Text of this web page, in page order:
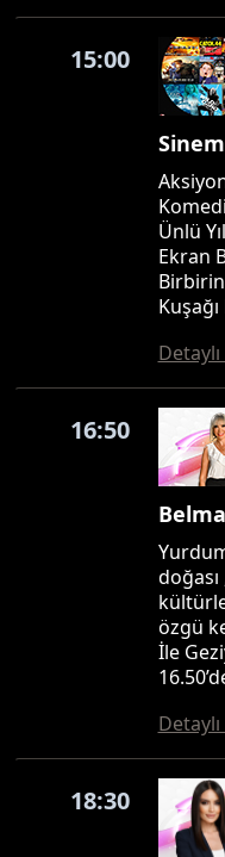
15:00
Ünlü
Ekran
16:50
özgü
İle
18:30